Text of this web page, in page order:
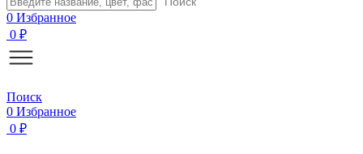
0 Избранное
0 ₽
Поиск
0 Избранное
0 ₽